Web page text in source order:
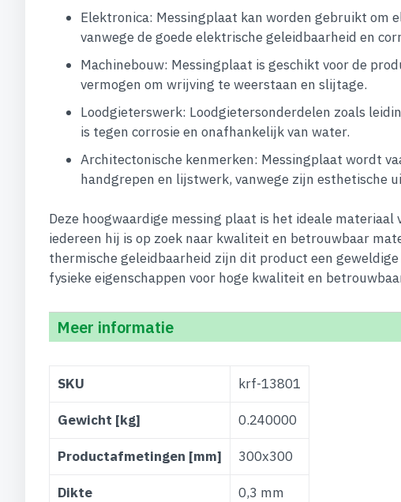
Elektronica: Messingplaat kan worden gebruikt om
vanwege de goede elektrische geleidbaarheid en
Machinebouw: Messingplaat is geschikt voor de
vermogen om wrijving te weerstaan en slijtage.
Loodgieterswerk: Loodgietersonderdelen zoals
is tegen corrosie en onafhankelijk van water.
Architectonische kenmerken: Messingplaat wordt
handgrepen en lijstwerk, vanwege zijn esthetische
Deze hoogwaardige messing plaat is het ideale
iedereen hij is op zoek naar kwaliteit en betrouwbaar
thermische geleidbaarheid zijn dit product een
fysieke eigenschappen voor hoge kwaliteit en
Meer informatie
informatie
SKU krf-13801
Gewicht [kg] 0.240000
Productafmetingen [mm] 300x300
Dikte 0,3 mm